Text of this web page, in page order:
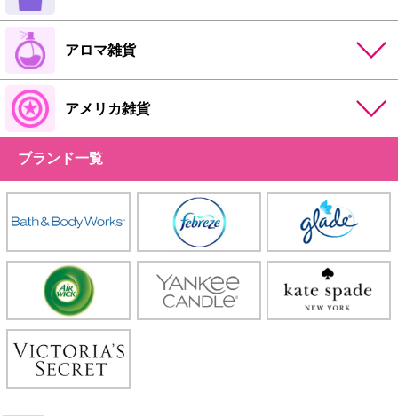
アロマ雑貨
アメリカ雑貨
ブランド一覧